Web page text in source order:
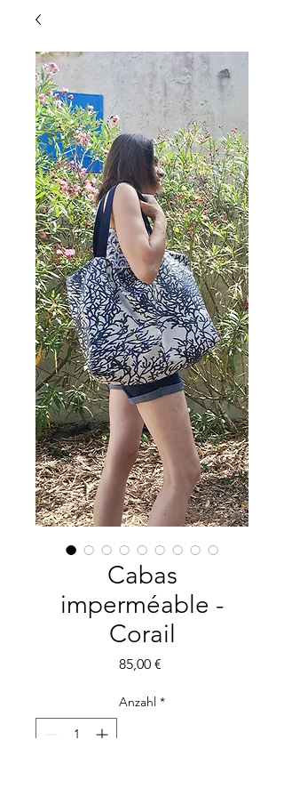
Cabas
imperméable -
Corail
85,00 €Preis
Anzahl *